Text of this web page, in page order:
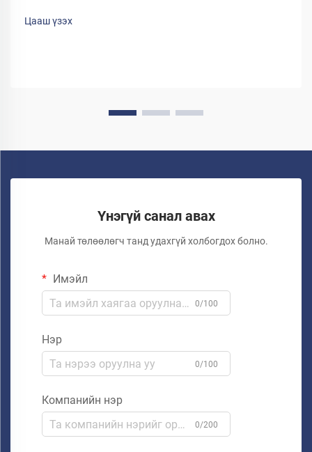
Цааш үзэх
Үнэгүй санал авах
Манай төлөөлөгч танд удахгүй холбогдох болно.
Имэйл
0/100
Нэр
0/100
Компанийн нэр
0/200